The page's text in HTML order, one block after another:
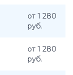
от 1 280
руб.
от 1 280
руб.